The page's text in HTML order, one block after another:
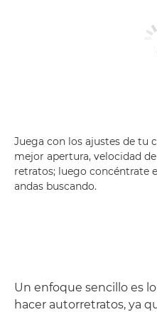
Juega con los ajustes de tu
mejor apertura, velocidad
retratos; luego concéntrate
andas buscando.
Un enfoque sencillo es
hacer autorretratos, ya